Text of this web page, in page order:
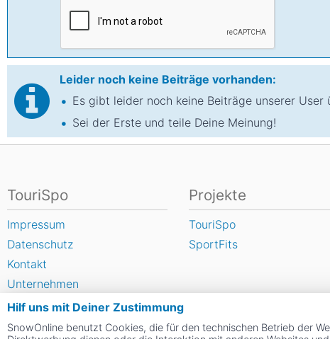
Leider noch keine Beiträge vorhanden:
Es gibt leider noch keine Beiträge unserer
Sei der Erste und teile Deine Meinung!
Hilf uns mit Deiner Zustimmung
SnowOnline benutzt Cookies, die für den technischen Betrieb der
TouriSpo
Impressum
Datenschutz
Kontakt
Unternehmen
FAQ
Newsletter
Projekte
TouriSpo
SportFits